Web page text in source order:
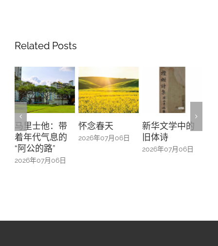
Related Posts
怀念春天
2026年07月06日
新华文学中的
旧体诗
螺钿留芳：碧
山亭贺仪镜框
中的百业记忆